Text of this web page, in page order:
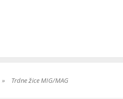
» Trdne žice MIG/MAG